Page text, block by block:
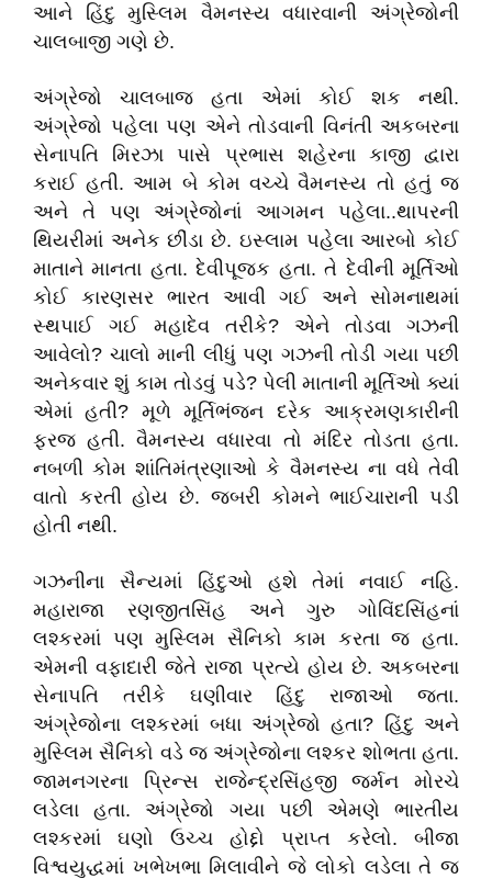
આને હિંદુ મુસ્લિમ વૈમનસ્ય વધારવાની અંગ્રેજોની
ચાલબાજી ગણે છે.
અંગ્રેજો ચાલબાજ હતા એમાં કોઈ શક નથી.
અંગ્રેજો પહેલા પણ એને તોડવાની વિનંતી અકબરના
સેનાપતિ મિરઝા પાસે પ્રભાસ શહેરના કાજી દ્વારા
કરાઈ હતી. આમ બે કોમ વચ્ચે વૈમનસ્ય તો હતું જ
અને તે પણ અંગ્રેજોનાં આગમન પહેલા..થાપરની
થિયરીમાં અનેક છીંડા છે. ઇસ્લામ પહેલા આરબો કોઈ
માતાને માનતા હતા. દેવીપૂજક હતા. તે દેવીની મૂર્તિઓ
કોઈ કારણસર ભારત આવી ગઈ અને સોમનાથમાં
સ્થપાઈ ગઈ મહાદેવ તરીકે? એને તોડવા ગઝની
આવેલો? ચાલો માની લીધું પણ ગઝની તોડી ગયા પછી
અનેકવાર શું કામ તોડવું પડે? પેલી માતાની મૂર્તિઓ ક્યાં
એમાં હતી? મૂળે મૂર્તિભંજન દરેક આક્રમણકારીની
ફરજ હતી. વૈમનસ્ય વધારવા તો મંદિર તોડતા હતા.
નબળી કોમ શાંતિમંત્રણાઓ કે વૈમનસ્ય ના વધે તેવી
વાતો કરતી હોય છે. જબરી કોમને ભાઈચારાની પડી
હોતી નથી.
ગઝનીના સૈન્યમાં હિંદુઓ હશે તેમાં નવાઈ નહિ.
મહારાજા રણજીતસિંહ અને ગુરુ ગોવિંદસિંહનાં
લશ્કરમાં પણ મુસ્લિમ સૈનિકો કામ કરતા જ હતા.
એમની વફાદારી જેતે રાજા પ્રત્યે હોય છે. અકબરના
સેનાપતિ તરીકે ઘણીવાર હિંદુ રાજાઓ જતા.
અંગ્રેજોના લશ્કરમાં બધા અંગ્રેજો હતા? હિંદુ અને
મુસ્લિમ સૈનિકો વડે જ અંગ્રેજોના લશ્કર શોભતા હતા.
જામનગરના પ્રિન્સ રાજેન્દ્રસિંહજી જર્મન મોરચે
લડેલા હતા. અંગ્રેજો ગયા પછી એમણે ભારતીય
લશ્કરમાં ઘણો ઉચ્ચ હોદ્દો પ્રાપ્ત કરેલો. બીજા
વિશ્વયુદ્ધમાં ખભેખભા મિલાવીને જે લોકો લડેલા તે જ